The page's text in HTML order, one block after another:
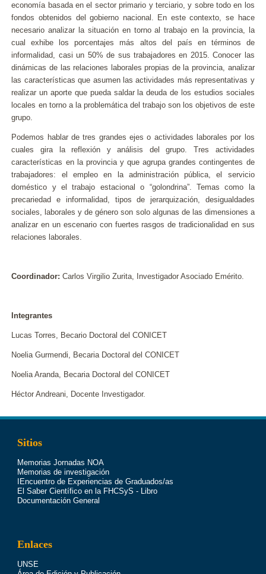
economía basada en el sector primario y terciario, y sobre todo en los
fondos obtenidos del gobierno nacional. En este contexto, se hace
necesario analizar la situación en torno al trabajo en la provincia, la
cual exhibe los porcentajes más altos del país en términos de
informalidad, casi un 50% de sus trabajadores en 2015. Conocer las
dinámicas de las relaciones laborales propias de la provincia, analizar
las características que asumen las actividades más representativas y
realizar un aporte que pueda saldar la deuda de los estudios sociales
locales en torno a la problemática del trabajo son los objetivos de este
grupo.
Podemos hablar de tres grandes ejes o actividades laborales por los
cuales gira la reflexión y análisis del grupo. Tres actividades
características en la provincia y que agrupa grandes contingentes de
trabajadores: el empleo en la administración pública, el servicio
doméstico y el trabajo estacional o “golondrina”. Temas como la
precariedad e informalidad, tipos de jerarquización, desigualdades
sociales, laborales y de género son solo algunas de las dimensiones a
analizar en un escenario con fuertes rasgos de tradicionalidad en sus
relaciones laborales.
Coordinador: Carlos Virgilio Zurita, Investigador Asociado Emérito.
Integrantes
Lucas Torres, Becario Doctoral del CONICET
Noelia Gurmendi, Becaria Doctoral del CONICET
Noelia Aranda, Becaria Doctoral del CONICET
Héctor Andreani, Docente Investigador.
Sitios
Memorias Jornadas NOA
Memorias de investigación
IEncuentro de Experiencias de Graduados/as
El Saber Científico en la FHCSyS - Libro
Documentación General
Enlaces
UNSE